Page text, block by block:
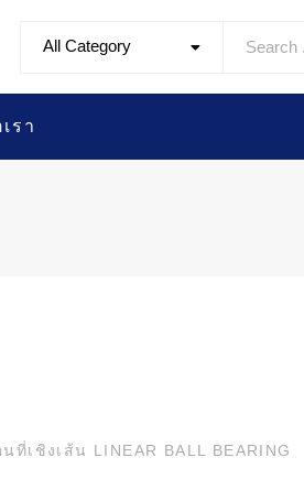
All Category
รา
ที่เชิงเส้น LINEAR BALL BEARING